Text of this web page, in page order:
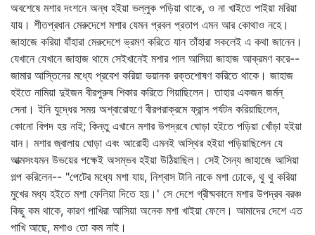
অবশেষে মশার দংশনে অন্ধ হইয়া ভল্লুক পড়িয়া থাকে, ও না খাইতে পাইয়া মরিয়া
যায়। শীতপ্রধান মেরুদেশে মশার যেমন প্রবল প্রতাপ এমন আর কোথাও নহে।
জাহাজে করিয়া যাঁহারা মেরুদেশে ভ্রমণ করিতে যান তাঁহারা সকলেই এ কথা জানেন।
যেখানে যেখানে জাহাজ থামে সেইখানেই মশার পাল আসিয়া জাহাজ আক্রমণ করে--
জামার আস্তিনের মধ্যে প্রবেশ করিয়া ভয়ানক রক্তশোষণ করিতে থাকে। জাহাজ
হইতে নামিয়া দুইজন বীরপুরুষ শিকার করিতে গিয়াছিলেন। তাহার একজন জর্মন্‌
সেনা। ইনি যুদ্ধের সময় অশ্বারোহণে বীরপরাক্রমে ফ্রান্স পর্যটন করিয়াছিলেন,
কোনো বিপদ হয় নাই; কিন্তু এখানে মশার উপদ্রবে ঘোড়া হইতে পড়িয়া খোঁড়া হইয়া
যান। মশার জ্বালায় ঘোড়া এবং আরোহী এমনই অস্থির হইয়া পড়িয়াছিলেন যে
আত্মসংযমন উভয়ের পক্ষেই অসম্ভব হইয়া উঠিয়াছিল। সেই সৈন্য জাহাজে আসিয়া
গল্প করিলেন-- "পেটের মধ্যে মশা যায়, নিশ্বাস টানি নাকে মশা ঢোকে, থু থু করিয়া
মুখের মধ্য হইতে মশা ফেলিয়া দিতে হয়।' সে দেশে গ্রীষ্মকালে মশার উপদ্রব বরঞ্চ
কিছু কম থাকে, কারণ পাখিরা আসিয়া অনেক মশা খাইয়া ফেলে। আমাদের দেশে এত
পাখি আছে, মশাও তো কম নাই।